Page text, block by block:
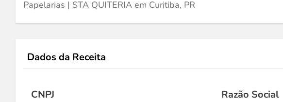
Papelarias | STA QUITERIA em Curitiba, PR
Dados da Receita
CNPJ Razão Social